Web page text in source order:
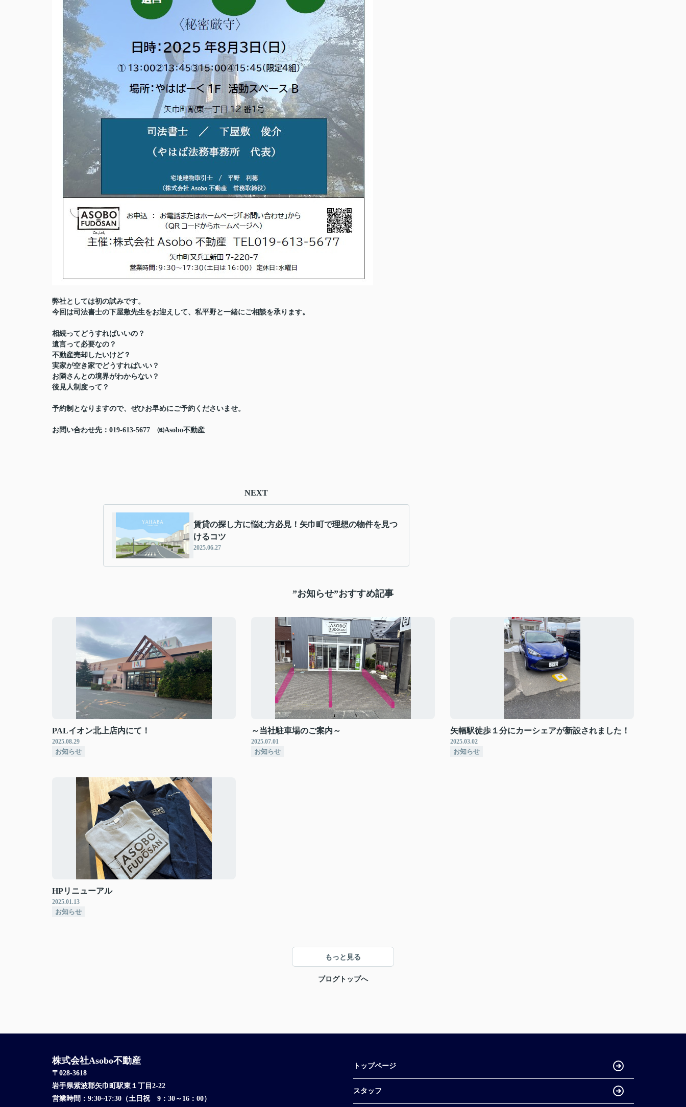
弊社としては初の試みです。
今回は司法書士の下屋敷先生をお迎えして、私平野と一緒にご相談を承ります。
相続ってどうすればいいの？
遺言って必要なの？
不動産売却したいけど？
実家が空き家でどうすればいい？
お隣さんとの境界がわからない？
後見人制度って？
予約制となりますので、ぜひお早めにご予約くださいませ。
お問い合わせ先：019-613-5677 ㈱Asobo不動産
NEXT
賃貸の探し方に悩む方必見！矢巾町で理想の物件を見つ
けるコツ
2025.06.27
”お知らせ”おすすめ記事
PALイオン北上店内にて！
2025.08.29
お知らせ
～当社駐車場のご案内～
2025.07.01
お知らせ
矢幅駅徒歩１分にカーシェアが新設されました！
2025.03.02
お知らせ
HPリニューアル
2025.01.13
お知らせ
もっと見る
ブログトップへ
株式会社Asobo不動産
〒028-3618
岩手県紫波郡矢巾町駅東１丁目2-22
営業時間： 9:30~17:30（土日祝 9：30～16：00）
トップページ
スタッフ